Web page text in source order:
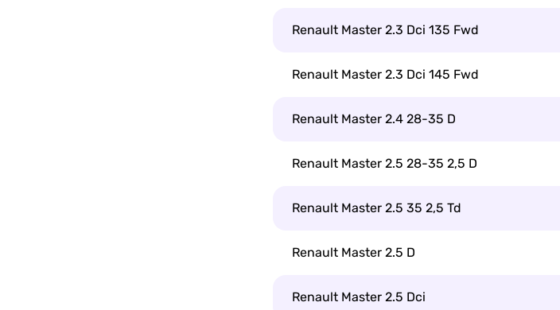
Renault Master 2.3 Dci 135 Fwd
Renault Master 2.3 Dci 145 Fwd
Renault Master 2.4 28-35 D
Renault Master 2.5 28-35 2,5 D
Renault Master 2.5 35 2,5 Td
Renault Master 2.5 D
Renault Master 2.5 Dci